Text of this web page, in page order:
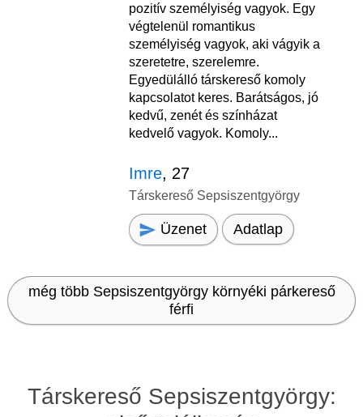
pozitív személyiség vagyok. Egy
végtelenül romantikus
személyiség vagyok, aki vágyik a
szeretetre, szerelemre.
Egyedülálló társkereső komoly
kapcsolatot keres. Barátságos, jó
kedvű, zenét és színházat
kedvelő vagyok. Komoly...
Imre, 27
Társkereső Sepsiszentgyörgy
Üzenet Adatlap
még több Sepsiszentgyörgy környéki párkereső
férfi
Társkereső Sepsiszentgyörgy: